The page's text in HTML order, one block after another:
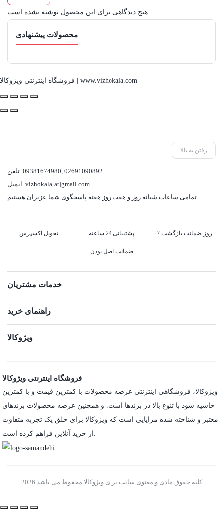
محصولات پیشنهادی
فروشگاه اینترنتی ویژوکالا | www.vizhokala.com
رفتن به بالا
09381674980 02691090892
vizhokala[at]gmail.com
تحویل اکسپرس پشتیبانی 24 ساعته 7 روز ضمانت بازگشت
ضمانت اصل بودن
خدمات مشتریان
راهنمای خرید
ویژوکالا
فروشگاه اینترنتی ویژوکالا
ویژوکالا، فروشگاهی اینترنتی عرضه محصولات با کمترین قیمت و با کمترین
حاشیه سود با تنوع بالا در برندها است. و همچنین عرضه محصولات برندهای
معتبر و شناخته شده مزایایی است که ویژوکالا برای خلق یک تجربه متفاوت
کلیه حقوق مادی و معنوی سایت برای ویژوکالا محفوظ می باشد.2026